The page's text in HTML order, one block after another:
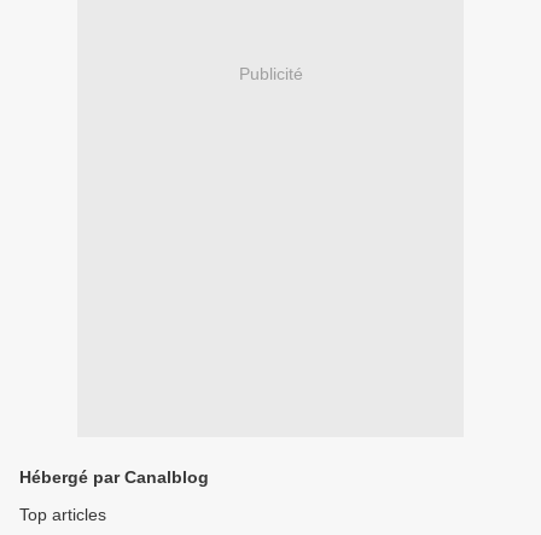
Publicité
Hébergé par Canalblog
Top articles